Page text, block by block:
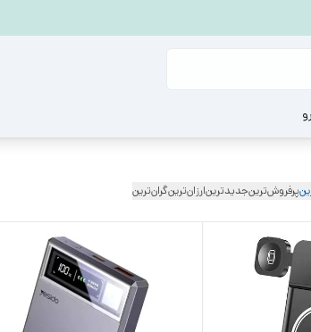
پرفروش‌ترینجدیدترینارزان‌ترینگران‌ترین